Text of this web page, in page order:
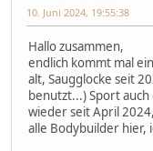
10. Juni 2024, 19:55:38
Hallo zusammen,
endlich kommt mal
alt, Saugglocke seit
benutzt...) Sport
wieder seit April
alle Bodybuilder hier,